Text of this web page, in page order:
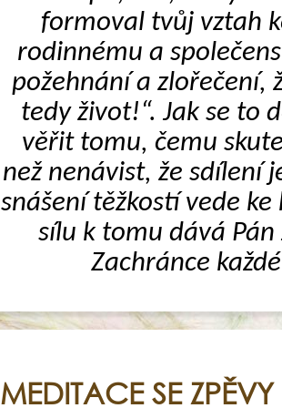
formoval tvůj vztah
rodinnému a
požehnání a zlořečení,
tedy život!“. Jak se to
věřit tomu, čemu
než nenávist, že sdílení
snášení těžkostí vede
sílu k tomu dává Pán
Zachránce
MEDITACE SE ZPĚVY